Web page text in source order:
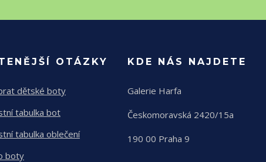
OTÁZKY
dětské boty
tabulka bot
tabulka oblečení
boty
KDE NÁS NAJDETE
Galerie Harfa
Českomoravská 2420/15a
190 00 Praha 9